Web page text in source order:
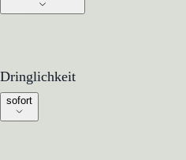
Dringlichkeit
Dringlichkeit
sofort